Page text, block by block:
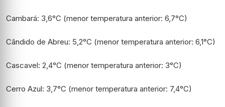
Cambará: 3,6°C (menor temperatura anterior: 6,7°C)
Cândido de Abreu: 5,2°C (menor temperatura anterior: 6,1°C)
Cascavel: 2,4°C (menor temperatura anterior: 3°C)
Cerro Azul: 3,7°C (menor temperatura anterior: 7,4°C)